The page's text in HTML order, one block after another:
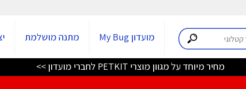
מועדון My Bug מתנה מושלמת
מחיר מיוחד על מגוון מוצרי PETKIT לחברי מועדון >>